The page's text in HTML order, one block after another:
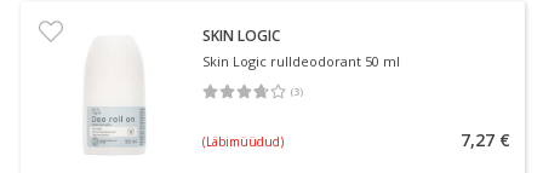
SKIN LOGIC
Skin Logic rulldeodorant 50 ml
(3)
Keskmine hinnang 3.67
(Läbimüüdud) 7,27 €